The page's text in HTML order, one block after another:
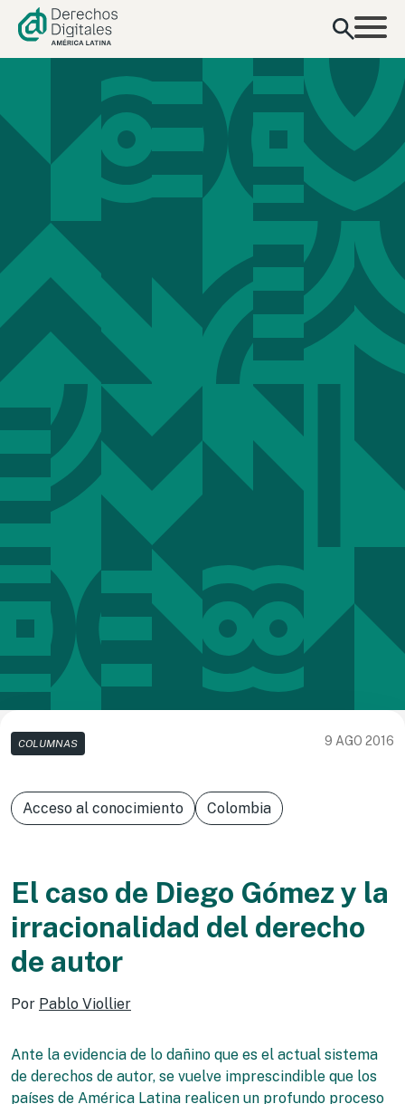
contenido
COLUMNAS 9 AGO 2016
Acceso al conocimiento Colombia
El caso de Diego Gómez y la
irracionalidad del derecho
de autor
Por Pablo Viollier
Ante la evidencia de lo dañino que es el actual sistema
de derechos de autor, se vuelve imprescindible que los
países de América Latina realicen un profundo proceso